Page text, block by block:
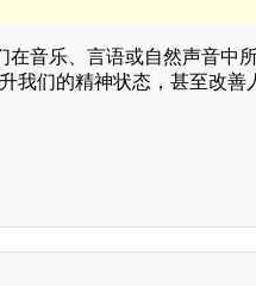
在音乐、言语或自然声音中
我们的精神状态，甚至改